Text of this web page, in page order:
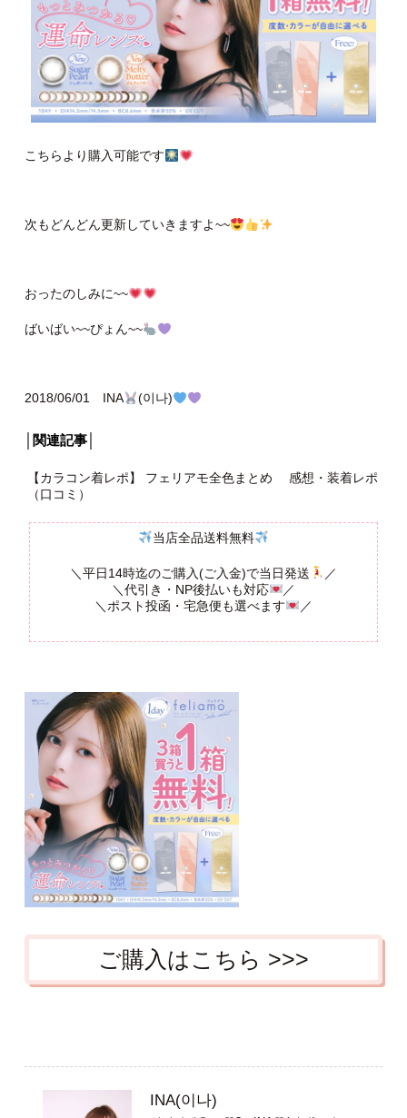
こちらより購入可能です
次もどんどん更新していきますよ~~
おったのしみに~~
ばいばい~~ぴょん~~
2018/06/01 INA (이나)
│関連記事│
【カラコン着レポ】 フェリアモ全色まとめ 感想・装着レポ
（口コミ）
当店全品送料無料
＼平日14時迄のご購入(ご入金)で当日発送
／
＼代引き・NP後払いも対応
／
＼ポスト投函・宅急便も選べます
／
ご購入はこちら >>>
INA(이나)